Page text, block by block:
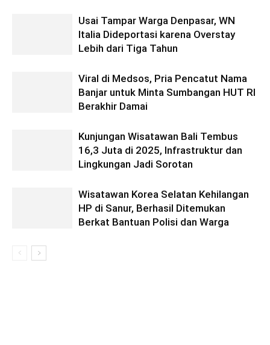
Usai Tampar Warga Denpasar, WN
Italia Dideportasi karena Overstay
Lebih dari Tiga Tahun
Viral di Medsos, Pria Pencatut Nama
Banjar untuk Minta Sumbangan HUT RI
Berakhir Damai
Kunjungan Wisatawan Bali Tembus
16,3 Juta di 2025, Infrastruktur dan
Lingkungan Jadi Sorotan
Wisatawan Korea Selatan Kehilangan
HP di Sanur, Berhasil Ditemukan
Berkat Bantuan Polisi dan Warga